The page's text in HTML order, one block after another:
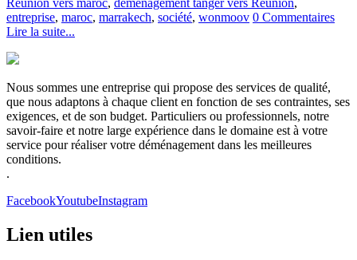
entreprise, maroc, marrakech, société, wonmoov 0 Commentaires
Lire la suite...
Nous sommes une entreprise qui propose des services de qualité,
que nous adaptons à chaque client en fonction de ses contraintes, ses
exigences, et de son budget. Particuliers ou professionnels, notre
savoir-faire et notre large expérience dans le domaine est à votre
service pour réaliser votre déménagement dans les meilleures
conditions.
.
FacebookYoutubeInstagram
Lien utiles